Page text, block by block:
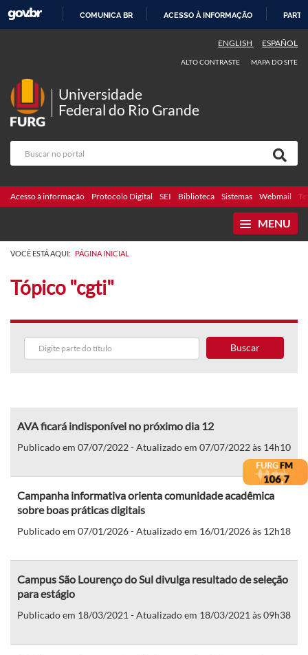
COMUNICA BR ACESSO À INFORMAÇÃO
ENGLISH ESPAÑOL
ALTO CONTRASTE MAPA DO SITE
Universidade
Federal do Rio Grande
Acesso à informação Protocolo Digital SEI Biblioteca Sistemas Webmail
MENU
VOCÊ ESTÁ AQUI: PÁGINA INICIAL
Tópico "cgti"
Buscar
AVA ficará indisponível no próximo dia 12
Publicado em 07/07/2022 - Atualizado em 07/07/2022 às 14h10
Campanha informativa orienta comunidade acadêmica
sobre boas práticas digitais
Publicado em 07/01/2026 - Atualizado em 16/01/2026 às 12h18
Campus São Lourenço do Sul divulga resultado de seleção
para estágio
Publicado em 18/03/2021 - Atualizado em 18/03/2021 às 09h38